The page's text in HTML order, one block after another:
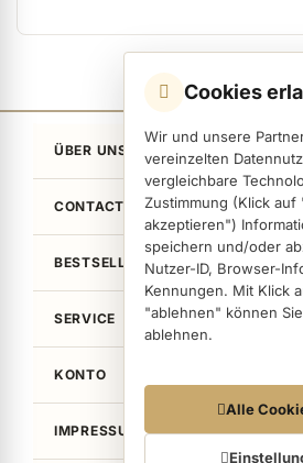
Cookies
Wir und unsere
vereinzelten
vergleichbare
Zustimmung (Klick auf
akzeptieren")
speichern und/oder
Nutzer-ID, Browser-
Kennungen. Mit Klick
"ablehnen" können
ablehnen.
Datennutzungen
Wir arbeiten mit
Ihrem Endgerät
Alle
ÜBER UNS
CONTACT
BESTSELLER
SERVICE
KONTO
IMPRESSUM / LEGAL